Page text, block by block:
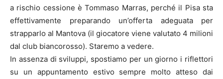
a rischio cessione è Tommaso Marras, perché il Pisa sta
effettivamente preparando un’offerta adeguata per
strapparlo al Mantova (il giocatore viene valutato 4 milioni
dal club biancorosso). Staremo a vedere.
In assenza di sviluppi, spostiamo per un giorno i riflettori
su un appuntamento estivo sempre molto atteso dai